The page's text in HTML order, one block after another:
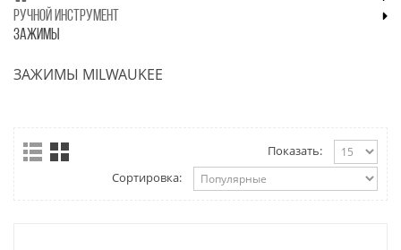
РУЧНОЙ ИНСТРУМЕНТ
ЗАЖИМЫ
ЗАЖИМЫ MILWAUKEE
Показать:
Сортировка: